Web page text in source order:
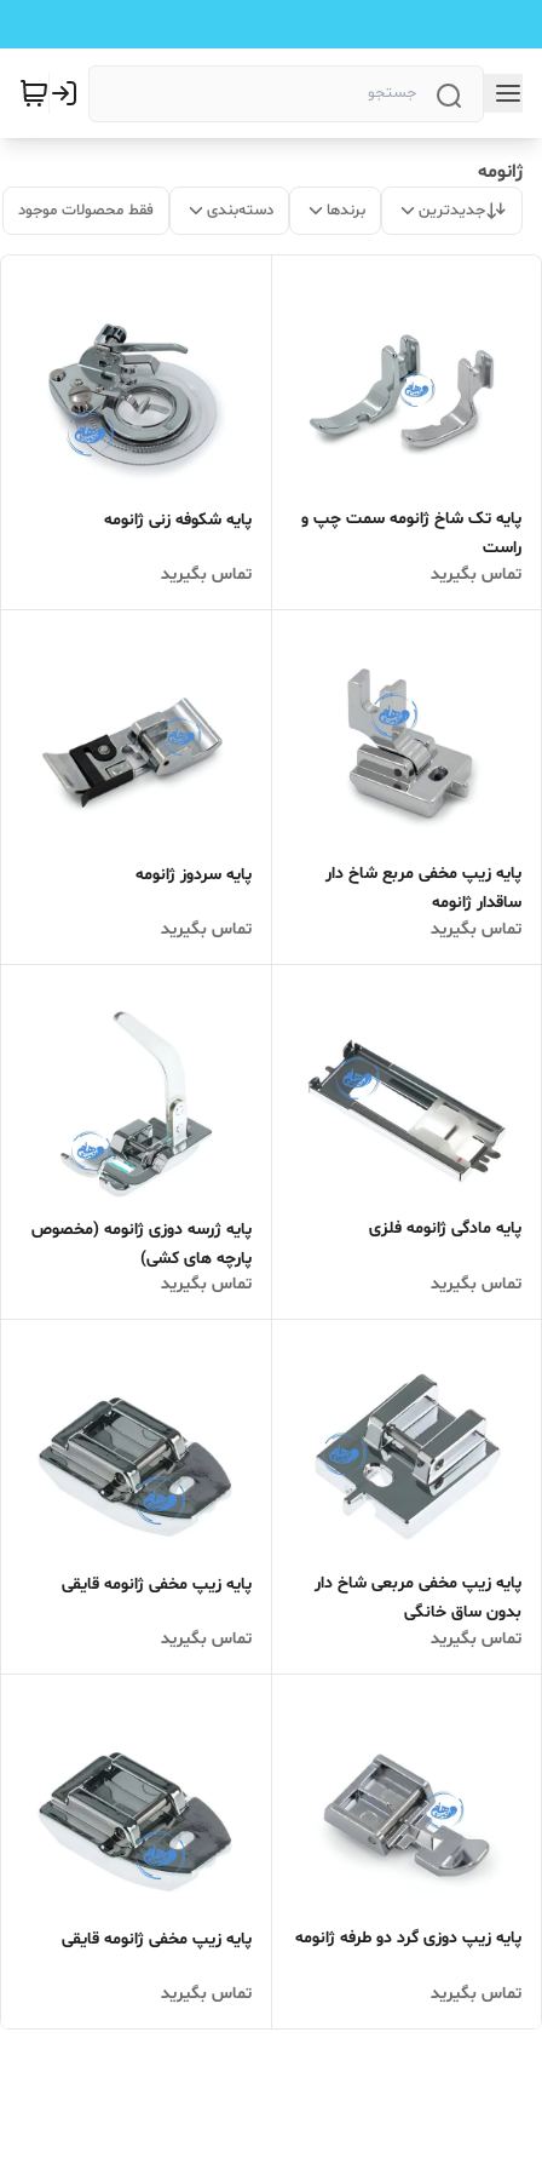
ژانومه
جدیدترین برندها دسته‌بندی فقط محصولات موجود
پایه تک شاخ ژانومه سمت چپ و
راست
تماس بگیرید
پایه شکوفه زنی ژانومه
تماس بگیرید
پایه زیپ مخفی مربع شاخ دار
ساقدار ژانومه
تماس بگیرید
پایه سردوز ژانومه
تماس بگیرید
پایه مادگی ژانومه فلزی
تماس بگیرید
پایه ژرسه دوزی ژانومه (مخصوص
پارچه های کشی)
تماس بگیرید
پایه زیپ مخفی مربعی شاخ دار
بدون ساق خانگی
تماس بگیرید
پایه زیپ مخفی ژانومه قایقی
تماس بگیرید
پایه زیپ دوزی گرد دو طرفه ژانومه
تماس بگیرید
پایه زیپ مخفی ژانومه قایقی
تماس بگیرید